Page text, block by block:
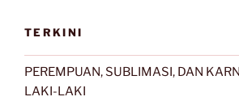
TERKINI
PEREMPUAN, SUBLIMASI, DAN
LAKI-LAKI